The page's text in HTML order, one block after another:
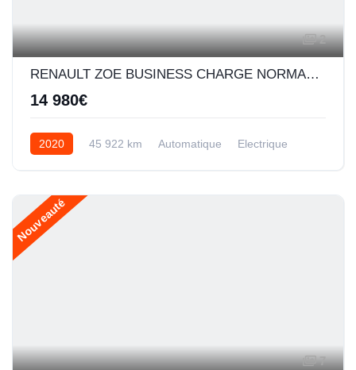
2
RENAULT ZOE BUSINESS CHARGE NORMALE R110 ACHAT INTEGRAL - 20
14 980€
2020 45 922 km Automatique Electrique
Nouveauté
7